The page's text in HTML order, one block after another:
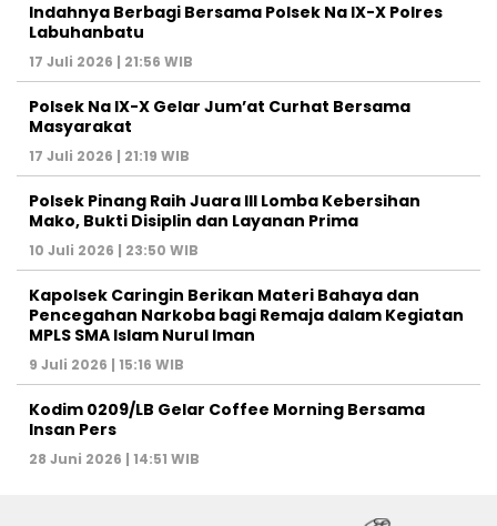
Indahnya Berbagi Bersama Polsek Na IX-X Polres
Labuhanbatu
17 Juli 2026 | 21:56 WIB
Polsek Na IX-X Gelar Jum’at Curhat Bersama
Masyarakat
17 Juli 2026 | 21:19 WIB
Polsek Pinang Raih Juara III Lomba Kebersihan
Mako, Bukti Disiplin dan Layanan Prima
10 Juli 2026 | 23:50 WIB
Kapolsek Caringin Berikan Materi Bahaya dan
Pencegahan Narkoba bagi Remaja dalam Kegiatan
MPLS SMA Islam Nurul Iman
9 Juli 2026 | 15:16 WIB
Kodim 0209/LB Gelar Coffee Morning Bersama
Insan Pers
28 Juni 2026 | 14:51 WIB